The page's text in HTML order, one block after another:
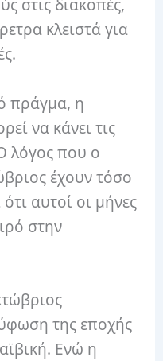
στις διακοπές,
κλειστά για
πράγμα, η
να κάνει τις
λόγος που ο
έχουν τόσο
ότι αυτοί οι μήνες
στην
της εποχής
Ενώ η